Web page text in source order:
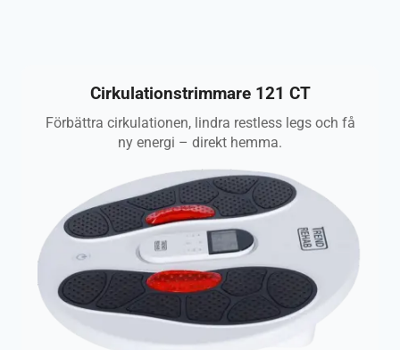
Cirkulationstrimmare 121 CT
Förbättra cirkulationen, lindra restless legs och få
ny energi – direkt hemma.